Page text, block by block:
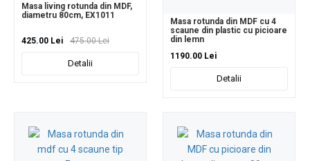
Masa living rotunda din MDF,
diametru 80cm, EX1011
425.00 Lei 475.00 Lei
Detalii
Masa rotunda din MDF cu 4
scaune din plastic cu picioare
din lemn
1190.00 Lei
Detalii